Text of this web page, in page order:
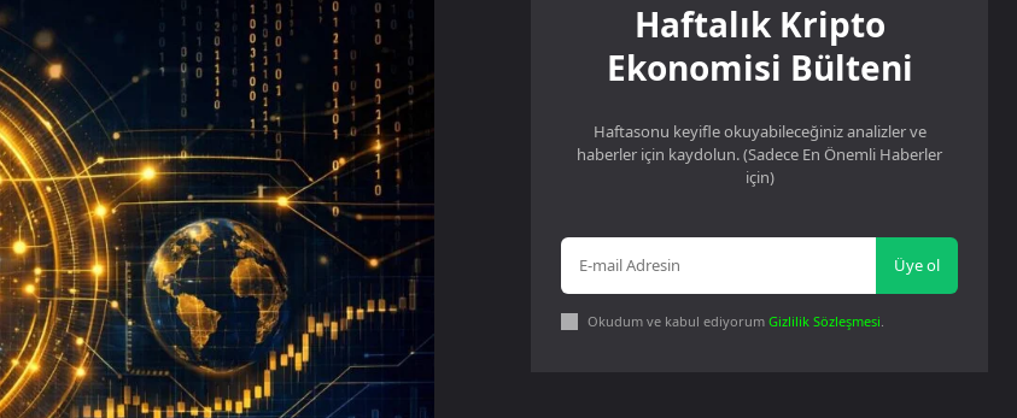
Haftalık Kripto
Ekonomisi Bülteni
Haftasonu keyifle okuyabileceğiniz analizler ve
haberler için kaydolun. (Sadece En Önemli Haberler
için)
Üye ol
Okudum ve kabul ediyorumGizlilik Sözleşmesi.